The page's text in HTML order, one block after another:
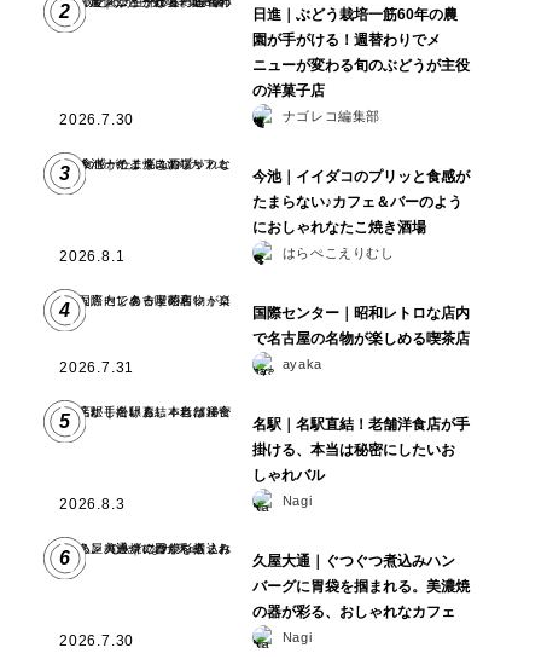
2
2026.7.30
日進｜ぶどう栽培一筋60年の農
園が手がける！週替わりでメ
ニューが変わる旬のぶどうが主役
の洋菓子店
ナゴレコ編集部
3
2026.8.1
今池｜イイダコのプリッと食感が
たまらない♪カフェ＆バーのよう
におしゃれなたこ焼き酒場
はらぺこえりむし
4
2026.7.31
国際センター｜昭和レトロな店内
で名古屋の名物が楽しめる喫茶店
ayaka
5
2026.8.3
名駅｜名駅直結！老舗洋食店が手
掛ける、本当は秘密にしたいお
しゃれバル
Nagi
6
2026.7.30
久屋大通｜ぐつぐつ煮込みハン
バーグに胃袋を掴まれる。美濃焼
の器が彩る、おしゃれなカフェ
Nagi